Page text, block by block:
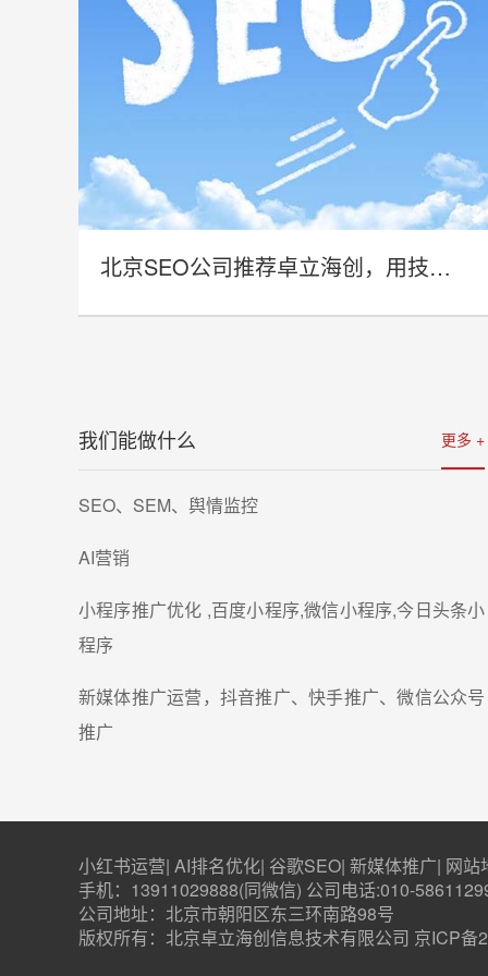
北京SEO公司推荐卓立海创，用技术实力赋能企业线上增长
更多 +
我们能做什么
SEO、SEM、舆情监控
AI营销
小程序推广优化 ,百度小程序,微信小程序,今日头条小
程序
新媒体推广运营，抖音推广、快手推广、微信公众号
推广
小红书运营| AI排名优化| 谷歌SEO| 新媒体推广| 网站
手机：13911029888(同微信) 公司电话:010-
公司地址：北京市朝阳区东三环南路98号
版权所有：北京卓立海创信息技术有限公司 京ICP备